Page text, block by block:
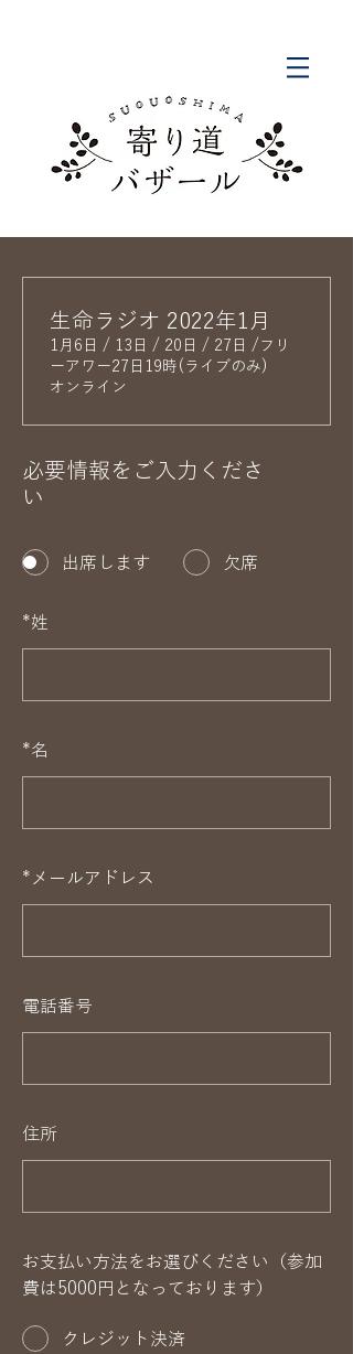
必要情報をご入力くださ
い
出席します 欠席
*姓
*名
* メールアドレス
電話番号
住所
お支払い方法をお選びください（参加
費は5000円となっております）
クレジット決済
生命ラジオ 2022年1月
1月6日 / 13日 / 20日 / 27日 /フリ
ーアワー27日19時(ライブのみ)
オンライン